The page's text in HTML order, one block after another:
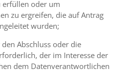
erfüllen oder um
zu ergreifen, die auf Antrag
wurden;
Abschluss oder die
der im Interesse der
dem Datenverantwortlichen